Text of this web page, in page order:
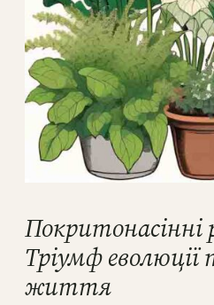
Покритонасінні
Тріумф еволюції
життя